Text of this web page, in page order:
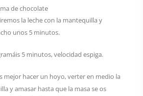
de chocolate
la leche con la mantequilla y
unos 5 minutos.
5 minutos, velocidad espiga.
mejor hacer un hoyo, verter en medio la
y amasar hasta que la masa se os